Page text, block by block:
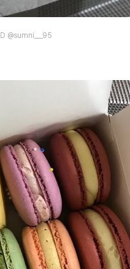
@sumni___95